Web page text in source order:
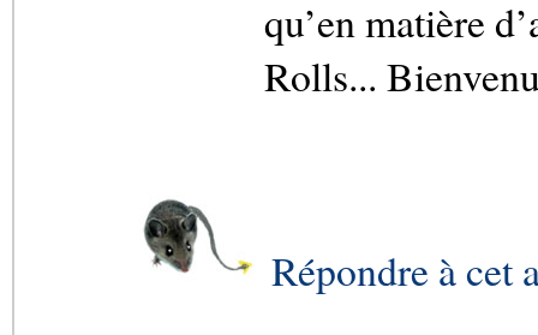
qu’en matière
Rolls...
Répondre à cet